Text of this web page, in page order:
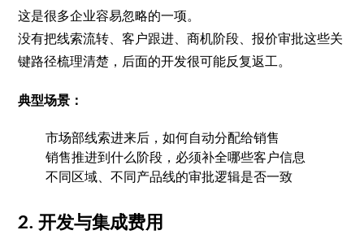
这是很多企业容易忽略的一项。
没有把线索流转、客户跟进、商机阶段、报价审批这些关
键路径梳理清楚，后面的开发很可能反复返工。
典型场景：
市场部线索进来后，如何自动分配给销售
销售推进到什么阶段，必须补全哪些客户信息
不同区域、不同产品线的审批逻辑是否一致
2. 开发与集成费用